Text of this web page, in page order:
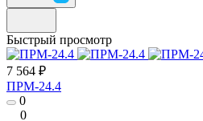
Быстрый просмотр
7 564 ₽
ПРМ-24.4
0
0